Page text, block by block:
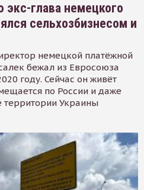
глава немецкого
сельхозбизнесом и
немецкой платёжной
бежал из Евросоюза
году. Сейчас он живёт
по России и даже
территории Украины